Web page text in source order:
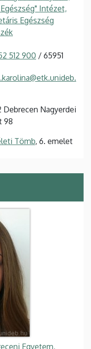
Intézet,
Egészség
512 900 / 65951
Debrecen Nagyerdei
98
Tömb, 6. emelet
Egyetem,